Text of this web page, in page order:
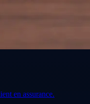
en assurance.